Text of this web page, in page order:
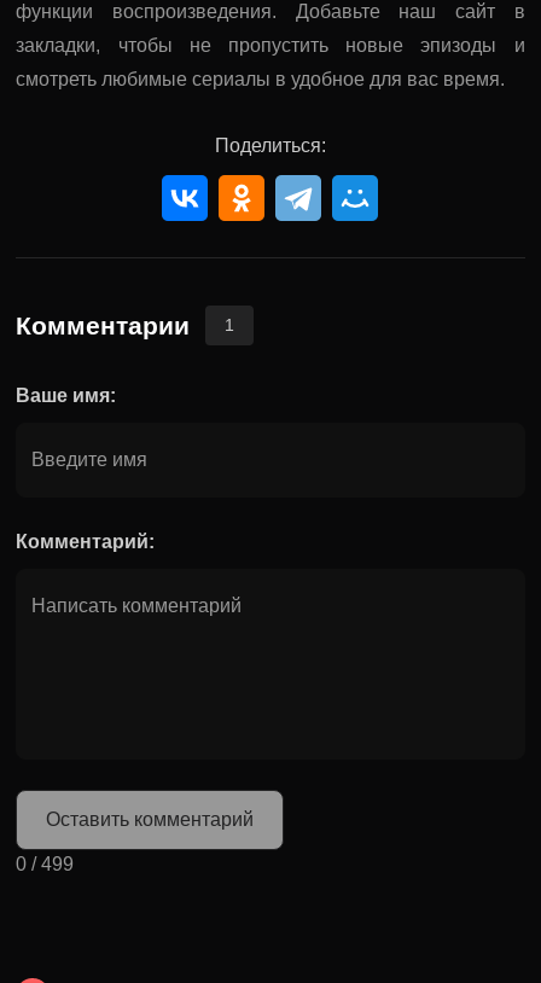
функции воспроизведения. Добавьте наш сайт в
закладки, чтобы не пропустить новые эпизоды и
смотреть любимые сериалы в удобное для вас время.
Поделиться:
Комментарии 1
Ваше имя:
Комментарий:
Оставить комментарий
0 /499